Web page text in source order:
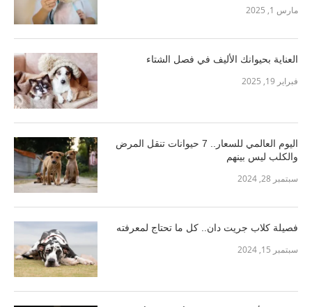
مارس 1, 2025
العناية بحيوانك الأليف في فصل الشتاء
فبراير 19, 2025
اليوم العالمي للسعار.. 7 حيوانات تنقل المرض
والكلب ليس بينهم
سبتمبر 28, 2024
فصيلة كلاب جريت دان.. كل ما تحتاج لمعرفته
سبتمبر 15, 2024